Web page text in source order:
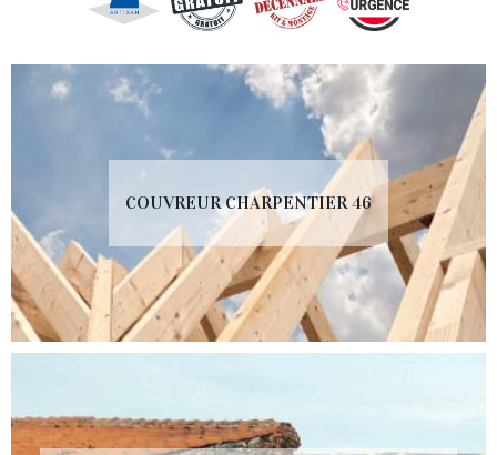
COUVREUR CHARPENTIER 46